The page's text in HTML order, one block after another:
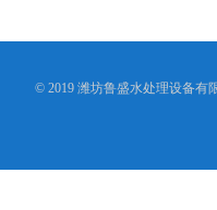
© 2019 潍坊鲁盛水处理设备有